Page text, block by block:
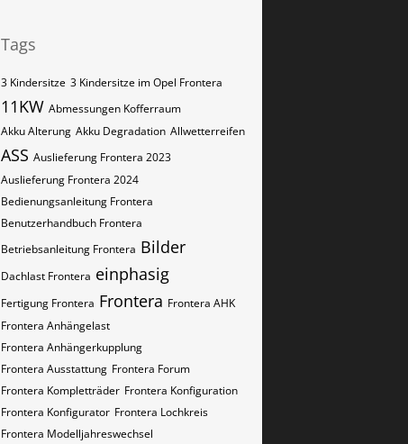
Tags
3 Kindersitze 3 Kindersitze im Opel Frontera
11KW Abmessungen Kofferraum
Akku Alterung Akku Degradation Allwetterreifen
ASS Auslieferung Frontera 2023
Auslieferung Frontera 2024
Bedienungsanleitung Frontera
Benutzerhandbuch Frontera
Betriebsanleitung Frontera Bilder
Dachlast Frontera einphasig
Fertigung Frontera Frontera Frontera AHK
Frontera Anhängelast
Frontera Anhängerkupplung
Frontera Ausstattung Frontera Forum
Frontera Kompletträder Frontera Konfiguration
Frontera Konfigurator Frontera Lochkreis
Frontera Modelljahreswechsel